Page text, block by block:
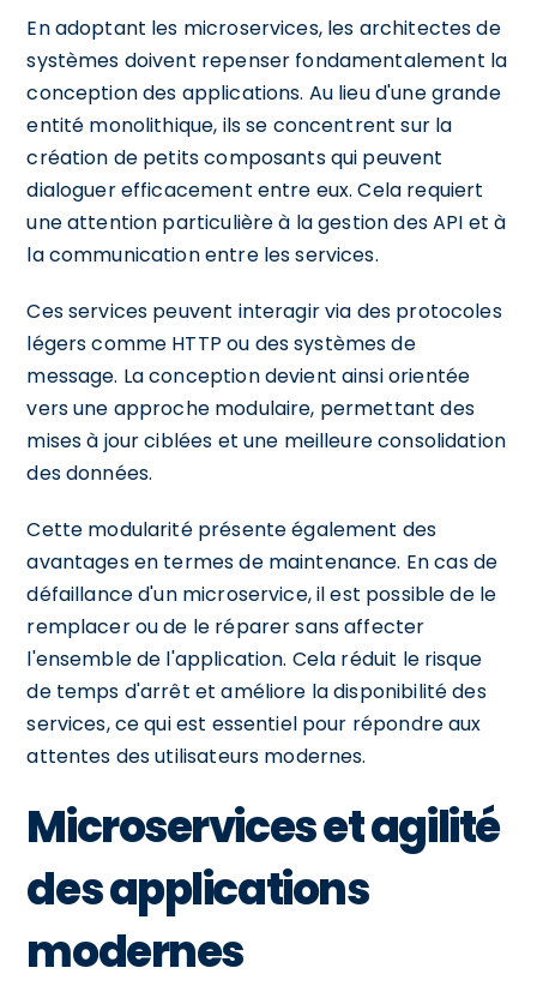
En adoptant les microservices, les architectes de
systèmes doivent repenser fondamentalement la
conception des applications. Au lieu d'une grande
entité monolithique, ils se concentrent sur la
création de petits composants qui peuvent
dialoguer efficacement entre eux. Cela requiert
une attention particulière à la gestion des API et à
la communication entre les services.
Ces services peuvent interagir via des protocoles
légers comme HTTP ou des systèmes de
message. La conception devient ainsi orientée
vers une approche modulaire, permettant des
mises à jour ciblées et une meilleure consolidation
des données.
Cette modularité présente également des
avantages en termes de maintenance. En cas de
défaillance d'un microservice, il est possible de le
remplacer ou de le réparer sans affecter
l'ensemble de l'application. Cela réduit le risque
de temps d'arrêt et améliore la disponibilité des
services, ce qui est essentiel pour répondre aux
attentes des utilisateurs modernes.
Microservices et agilité
des applications
modernes